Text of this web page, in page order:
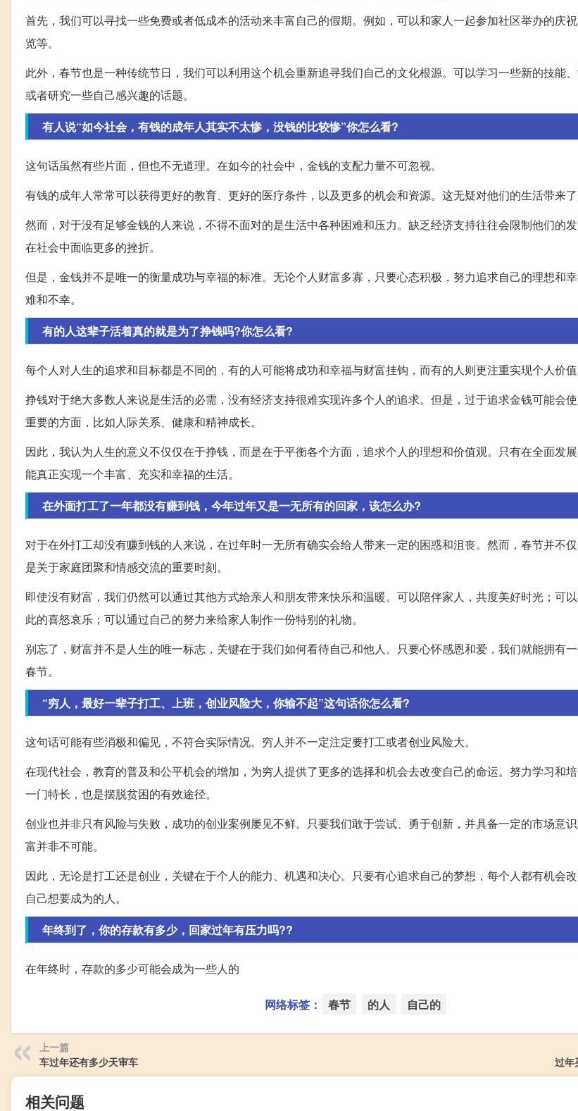
首先，我们可以寻找一些免费或者低成本的活动来丰富自己的假期。例如，可以和家人一起参加社区举办的庆
览等。
此外，春节也是一种传统节日，我们可以利用这个机会重新追寻我们自己的文化根源。可以学习一些新的技能
或者研究一些自己感兴趣的话题。
有人说“如今社会，有钱的成年人其实不太惨，没钱的比较惨”你怎么看?
这句话虽然有些片面，但也不无道理。在如今的社会中，金钱的支配力量不可忽视。
有钱的成年人常常可以获得更好的教育、更好的医疗条件，以及更多的机会和资源。这无疑对他们的生活带来了
然而，对于没有足够金钱的人来说，不得不面对的是生活中各种困难和压力。缺乏经济支持往往会限制他们的
在社会中面临更多的挫折。
但是，金钱并不是唯一的衡量成功与幸福的标准。无论个人财富多寡，只要心态积极，努力追求自己的理想和
难和不幸。
有的人这辈子活着真的就是为了挣钱吗?你怎么看?
每个人对人生的追求和目标都是不同的，有的人可能将成功和幸福与财富挂钩，而有的人则更注重实现个人价值
挣钱对于绝大多数人来说是生活的必需，没有经济支持很难实现许多个人的追求。但是，过于追求金钱可能会
重要的方面，比如人际关系、健康和精神成长。
因此，我认为人生的意义不仅仅在于挣钱，而是在于平衡各个方面，追求个人的理想和价值观。只有在全面发
能真正实现一个丰富、充实和幸福的生活。
在外面打工了一年都没有赚到钱，今年过年又是一无所有的回家，该怎么办?
对于在外打工却没有赚到钱的人来说，在过年时一无所有确实会给人带来一定的困惑和沮丧。然而，春节并不
是关于家庭团聚和情感交流的重要时刻。
即使没有财富，我们仍然可以通过其他方式给亲人和朋友带来快乐和温暖。可以陪伴家人，共度美好时光；可
此的喜怒哀乐；可以通过自己的努力来给家人制作一份特别的礼物。
别忘了，财富并不是人生的唯一标志，关键在于我们如何看待自己和他人。只要心怀感恩和爱，我们就能拥有
春节。
“穷人，最好一辈子打工、上班，创业风险大，你输不起”这句话你怎么看?
这句话可能有些消极和偏见，不符合实际情况。穷人并不一定注定要打工或者创业风险大。
在现代社会，教育的普及和公平机会的增加，为穷人提供了更多的选择和机会去改变自己的命运。努力学习和
一门特长，也是摆脱贫困的有效途径。
创业也并非只有风险与失败，成功的创业案例屡见不鲜。只要我们敢于尝试、勇于创新，并具备一定的市场意
富并非不可能。
因此，无论是打工还是创业，关键在于个人的能力、机遇和决心。只要有心追求自己的梦想，每个人都有机会
自己想要成为的人。
年终到了，你的存款有多少，回家过年有压力吗??
在年终时，存款的多少可能会成为一些人的
网络标签： 春节 的人 自己的
上一篇
车过年还有多少天审车
过年
相关问题